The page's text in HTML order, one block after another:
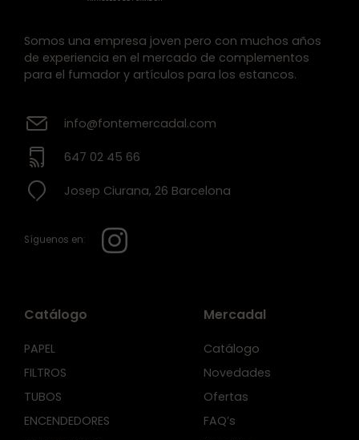
Somos una empresa joven pero con muchos años
de experiencia en el mercado de complementos
para el fumador y artículos para los estancos.
info@fontemercadal.com
647 02 45 66
Josep Ciurana, 26 Barcelona
Síguenos en:
Catálogo
PAPEL
FILTROS
TUBOS
ENCENDEDORES
Mercadal
Catálogo
Novedades
Ofertas
FAQ’s